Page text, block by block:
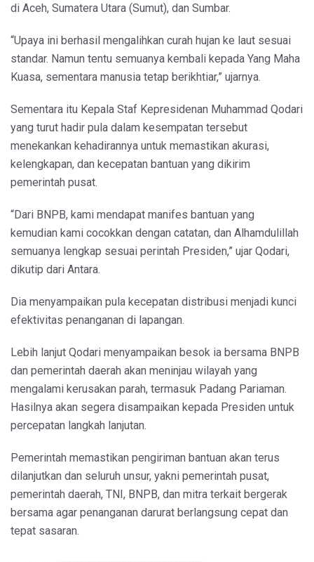
di Aceh, Sumatera Utara (Sumut), dan Sumbar.
“Upaya ini berhasil mengalihkan curah hujan ke laut sesuai
standar. Namun tentu semuanya kembali kepada Yang Maha
Kuasa, sementara manusia tetap berikhtiar,” ujarnya.
Sementara itu Kepala Staf Kepresidenan Muhammad Qodari
yang turut hadir pula dalam kesempatan tersebut
menekankan kehadirannya untuk memastikan akurasi,
kelengkapan, dan kecepatan bantuan yang dikirim
pemerintah pusat.
“Dari BNPB, kami mendapat manifes bantuan yang
kemudian kami cocokkan dengan catatan, dan Alhamdulillah
semuanya lengkap sesuai perintah Presiden,” ujar Qodari,
dikutip dari Antara.
Dia menyampaikan pula kecepatan distribusi menjadi kunci
efektivitas penanganan di lapangan.
Lebih lanjut Qodari menyampaikan besok ia bersama BNPB
dan pemerintah daerah akan meninjau wilayah yang
mengalami kerusakan parah, termasuk Padang Pariaman.
Hasilnya akan segera disampaikan kepada Presiden untuk
percepatan langkah lanjutan.
Pemerintah memastikan pengiriman bantuan akan terus
dilanjutkan dan seluruh unsur, yakni pemerintah pusat,
pemerintah daerah, TNI, BNPB, dan mitra terkait bergerak
bersama agar penanganan darurat berlangsung cepat dan
tepat sasaran.